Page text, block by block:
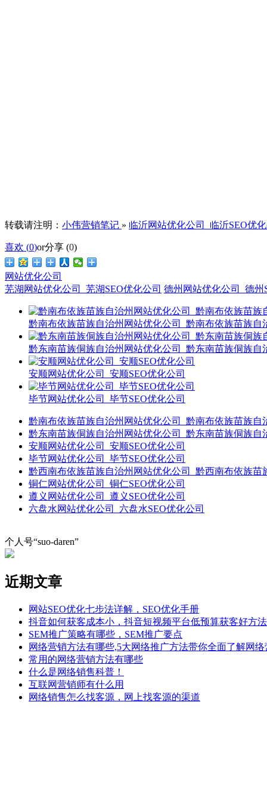
转载请注明： 小伟营销笔记 » 临沂网站优化公司_临沂SEO优
喜欢 (0)or分享 (0)
网站优化公司
芜湖网站优化公司_芜湖SEO优化公司 德州网站优化公司_德州
黔南布依族苗族自治州网站优化公司_黔南布依族苗族自
黔东南苗族侗族自治州网站优化公司_黔东南苗族侗族自
安顺网站优化公司_安顺SEO优化公司
毕节网站优化公司_毕节SEO优化公司
黔南布依族苗族自治州网站优化公司_黔南布依族苗族自
黔东南苗族侗族自治州网站优化公司_黔东南苗族侗族自
安顺网站优化公司_安顺SEO优化公司
毕节网站优化公司_毕节SEO优化公司
黔西南布依族苗族自治州网站优化公司_黔西南布依族苗
铜仁网站优化公司_铜仁SEO优化公司
遵义网站优化公司_遵义SEO优化公司
六盘水网站优化公司_六盘水SEO优化公司
个人号“suo-daren”
近期文章
网站SEO优化七步法详解，SEO优化手册
抖音如何获客成本小，抖音短视频平台低预算获客好方法
SEM推广策略有哪些，SEM推广要点
网络营销方法有哪些,5大网络推广方法带你全面了解网络
常用的网络营销方法有哪些
什么是网络销售科普！
互联网营销师有什么用
网络销售怎么找客源，网上找客源的渠道